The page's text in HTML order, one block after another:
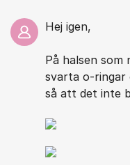
Hej igen,
På halsen
svarta o-ringar
så att det inte